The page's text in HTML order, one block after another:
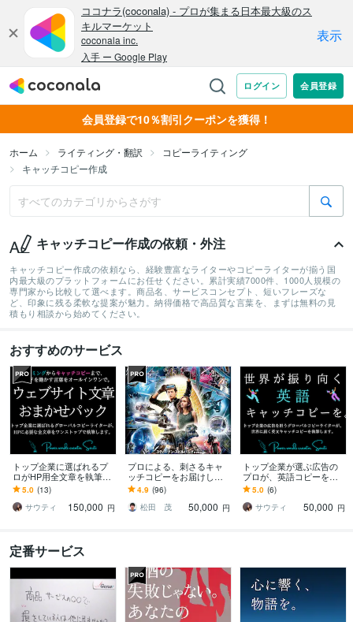
会員登録で10％割引クーポンを獲得！
ホーム ライティング・翻訳
コピーライティング
キャッチコピー作成
キャッチコピー作成の依頼・外注
キャッチコピー作成の依頼なら、経験豊富なライターやコピーライターが揃う国
内最大級のプラットフォームにお任せください。累計実績7000件、1000人規模の
専門家から比較して選べます。商品名、サービスコンセプト、短いフレーズな
ど、印象に残る柔軟な提案が魅力。納得価格で高品質な言葉を、まずは無料の見
積もり相談から始めてください。
おすすめのサービス
トップ企業に選ばれるプ
ロがHP用全文章を執筆し
ます 英語対応でグローバ
ルサイトもバイリンガル
ライターにお任せを。
5.0 (13)
サウティ
150,000 円
プロによる、刺さるキャ
ッチコピーをお届けしま
す 超大作映画なども手が
ける、プロのコピーライ
ターによる言葉を。
4.9 (96)
松田 茂
50,000 円
トップ企業が選ぶ広告の
プロが、英語コピーを創
ります グローバルコピー
ライターによる、世界が
振り向くパワーワードを
5.0 (6)
サウティ
50,000 円
定番サービス